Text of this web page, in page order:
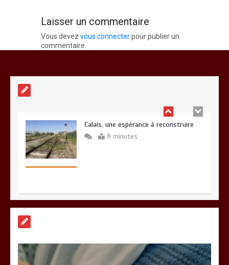
Laisser un commentaire
Vous devezvous connecterpour publier un
commentaire.
Fin de vie : l’ultime liberté…
3 minutes
Calais, une espérance à reconstruire
8 minutes